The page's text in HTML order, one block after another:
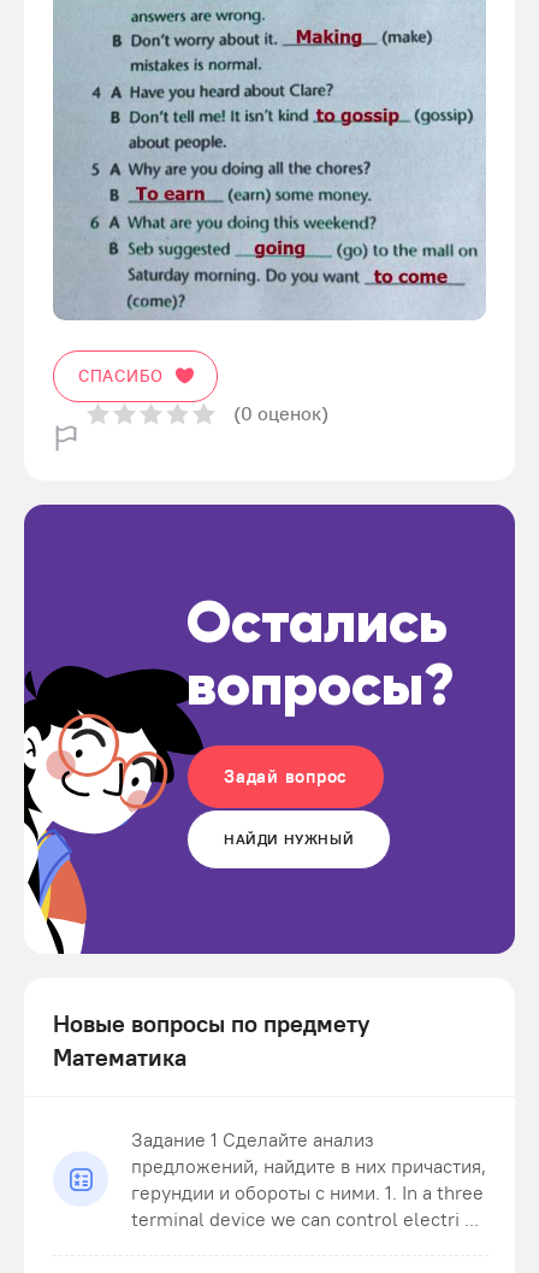
СПАСИБО
(0 оценок)
Остались
вопросы?
Задай вопрос
НАЙДИ НУЖНЫЙ
Новые вопросы по предмету
Математика
Задание 1 Сделайте анализ
предложений, найдите в них причастия,
герундии и обороты с ними. 1. In a three
terminal device we can control electri ...